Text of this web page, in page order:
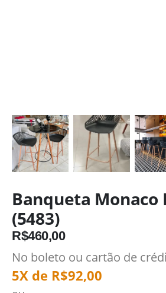
Banqueta Monaco
(5483)
R$460,00
No boleto ou cartão de
5X de R$92,00